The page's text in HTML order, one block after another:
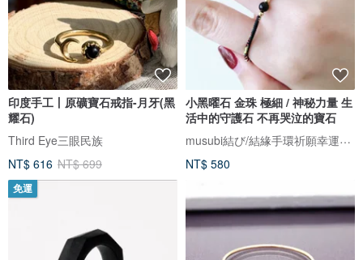
印度手工丨原礦寶石戒指-月牙(黑
耀石)
Third Eye三眼民族
NT$ 616 NT$ 699
小黑曜石 金珠 極細 / 神秘力量 生
活中的守護石 不再哭泣的寶石
musubi結び/結緣手環祈願幸運繩。接單製作，下訂前請先詳閱賣場公告欄
NT$ 580
免運